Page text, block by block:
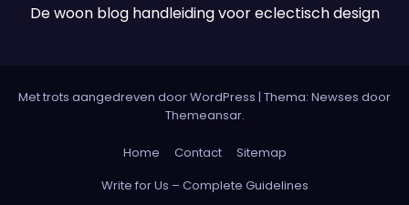
De woon blog handleiding voor eclectisch design
Met trots aangedreven door WordPress | Thema: Newses door
Themeansar.
Home Contact
Sitemap
Write for Us – Complete Guidelines